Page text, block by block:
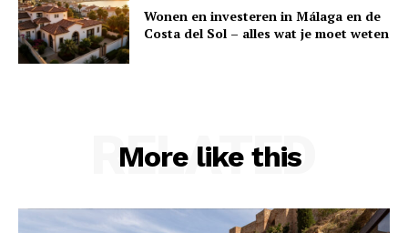
Wonen en investeren in Málaga en de
Costa del Sol – alles wat je moet weten
More like this
RELATED